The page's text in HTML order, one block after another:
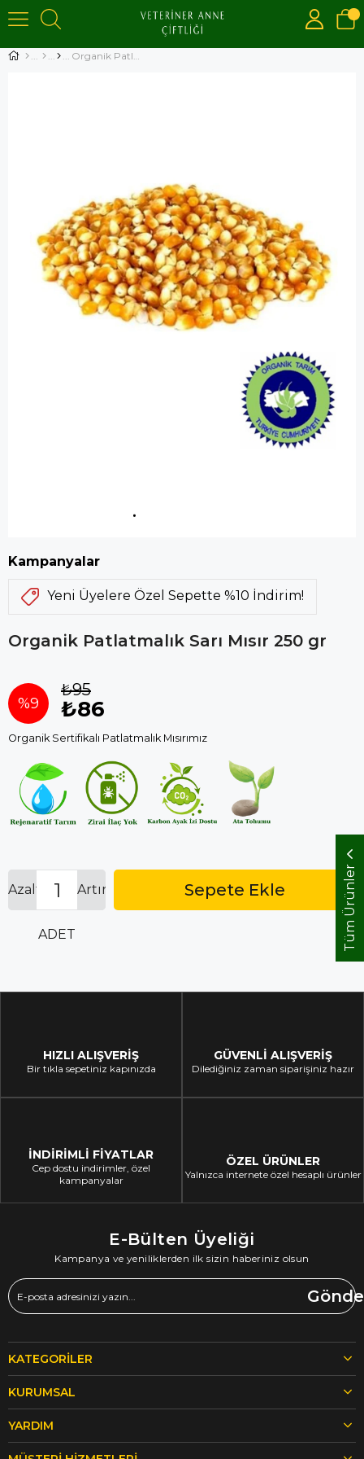
Tüm Ürünler
Organik Patlatmalık Sarı Mısır 250 gr
Kampanyalar
Yeni Üyelere Özel Sepette %10 İndirim!
Organik Patlatmalık Sarı Mısır 250 gr
%9
İndirim
₺95
₺86
Organik Sertifikalı Patlatmalık Mısırımız
ADET
Artır
Azalt
HIZLI ALIŞVERİŞ
Bir tıkla sepetiniz kapınızda
GÜVENLİ ALIŞVERİŞ
Dilediğiniz zaman siparişiniz hazır
İNDİRİMLİ FİYATLAR
Cep dostu indirimler, özel
kampanyalar
ÖZEL ÜRÜNLER
Yalnızca internete özel hesaplı ürünler
E-Bülten Üyeliği
Kampanya ve yeniliklerden ilk sizin haberiniz olsun
KATEGORILER
KURUMSAL
YARDIM